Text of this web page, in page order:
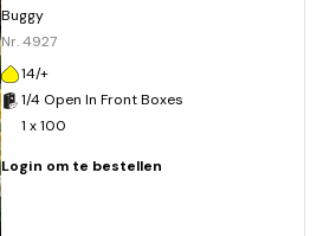
Buggy
Nr. 4927
14/+
1/4 Open In Front Boxes
1 x 100
Login om te bestellen